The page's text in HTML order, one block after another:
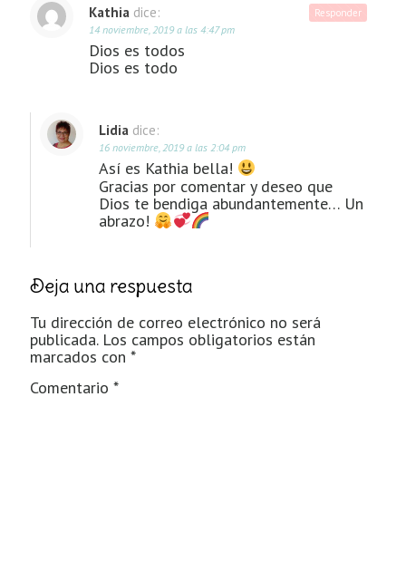
Kathia dice:
14 noviembre, 2019 a las 4:47 pm
Dios es todos
Dios es todo
Responder
Lidia dice:
16 noviembre, 2019 a las 2:04 pm
Así es Kathia bella!
Gracias por comentar y deseo que
Dios te bendiga abundantemente… Un
abrazo!
Deja una respuesta
Tu dirección de correo electrónico no será
publicada. Los campos obligatorios están
marcados con *
Comentario *